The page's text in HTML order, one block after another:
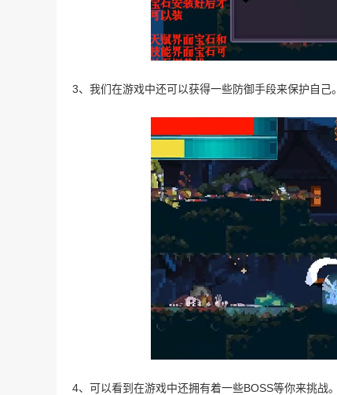
3、我们在游戏中还可以获得一些防御手段来保护自己。
4、可以看到在游戏中还拥有着一些BOSS等你来挑战。